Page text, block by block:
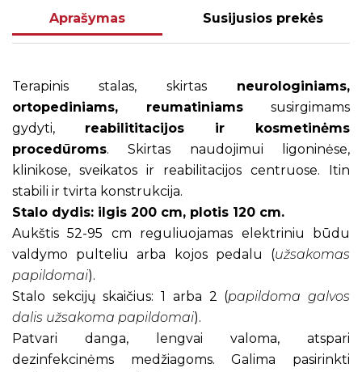
Aprašymas Susijusios prekės
Terapinis stalas, skirtas neurologiniams,
ortopediniams, reumatiniams susirgimams
gydyti, reabilititacijos ir kosmetinėms
procedūroms. Skirtas naudojimui ligoninėse,
klinikose, sveikatos ir reabilitacijos centruose. Itin
stabili ir tvirta konstrukcija.
Stalo dydis: ilgis 200 cm, plotis 120 cm.
Aukštis 52-95 cm reguliuojamas elektriniu būdu
valdymo pulteliu arba kojos pedalu (užsakomas
papildomai).
Stalo sekcijų skaičius: 1 arba 2 (papildoma galvos
dalis užsakoma papildomai).
Patvari danga, lengvai valoma, atspari
dezinfekcinėms medžiagoms. Galima pasirinkti